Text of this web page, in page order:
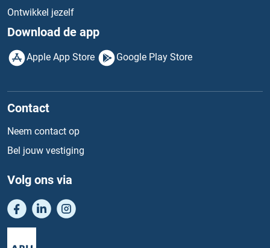
Ontwikkel jezelf
Download de app
Apple App Store Google Play Store
Contact
Neem contact op
Bel jouw vestiging
Volg ons via